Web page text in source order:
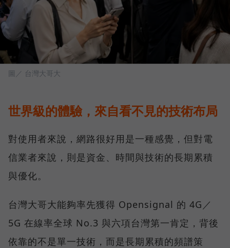
圖／ 台灣大哥大
世界級的體驗，來自看不見的技術布局
對使用者來說，網路很好用是一種感覺，但對電
信業者來說，則是資金、時間與技術的長期累積
與優化。
台灣大哥大能夠率先獲得 Opensignal 的 4G／
5G 在線率全球 No.3 與六項台灣第一肯定，背後
依靠的不是單一技術，而是長期累積的頻譜策